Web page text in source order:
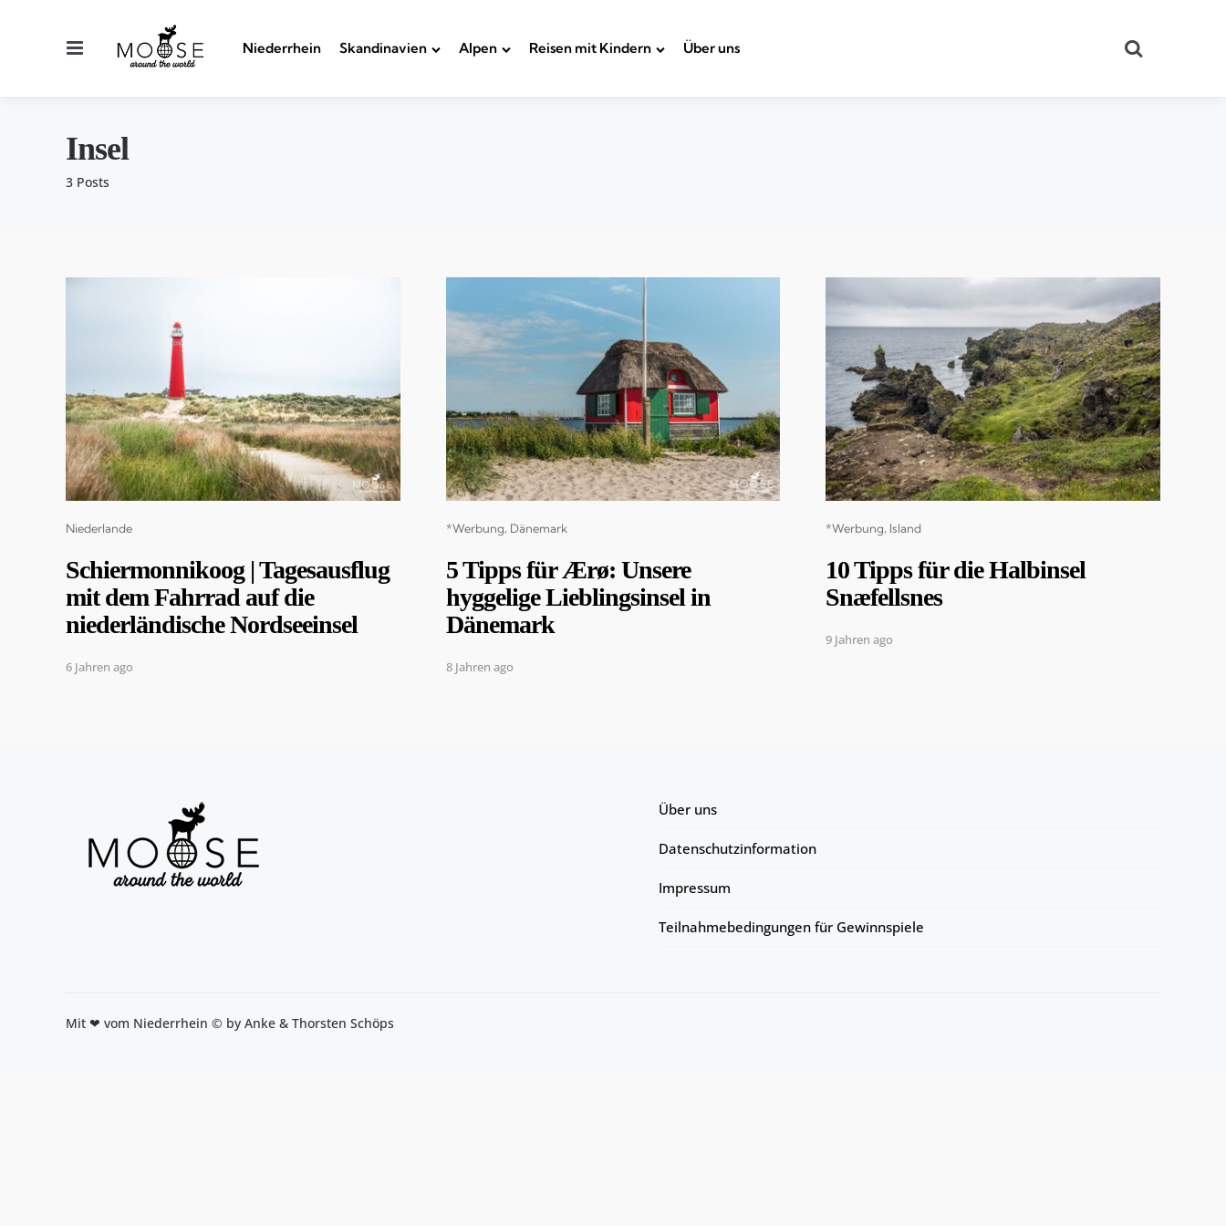
Menu Niederrhein Skandinavien Alpen Reisen mit Kindern Über uns
3 Posts
Insel
Categories
Niederlande
Schiermonnikoog | Tagesausflug
mit dem Fahrrad auf die
niederländische Nordseeinsel
6 Jahren ago
Categories
*Werbung Dänemark
5 Tipps für Ærø: Unsere
hyggelige Lieblingsinsel in
Dänemark
8 Jahren ago
Categories
*Werbung Island
10 Tipps für die Halbinsel
Snæfellsnes
9 Jahren ago
Über uns
Datenschutzinformation
Impressum
Teilnahmebedingungen für Gewinnspiele
Mit ❤ vom Niederrhein © by Anke & Thorsten Schöps